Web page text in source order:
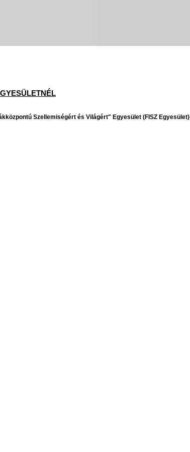
Szellemiségért és Világért" Egyesület (FISZ